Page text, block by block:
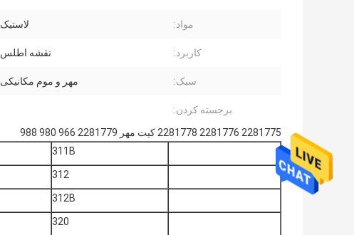
مواد: لاستیک
کاربرد: نقشه اطلس
سبک: مهر و موم مکانیکی
برجسته کردن:
2281775 2281776 2281778 کیت مهر 2281779 966 980 988
311B
312
312B
320